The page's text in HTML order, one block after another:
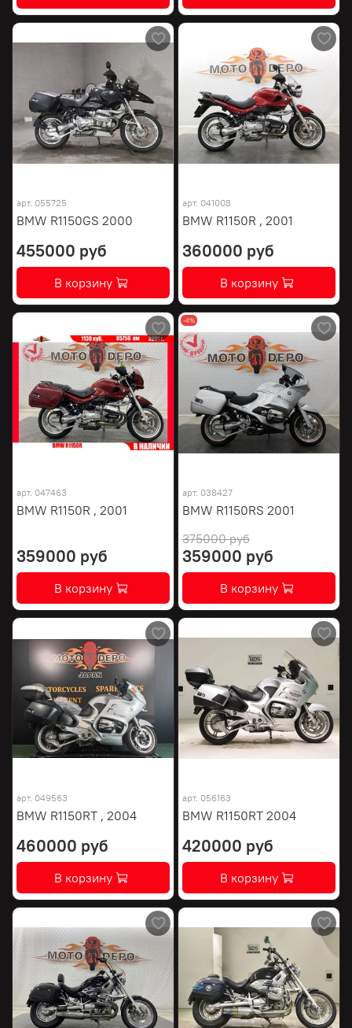
арт. 055725
BMW R1150GS 2000
455000 руб
В корзину
арт. 041008
BMW R1150R , 2001
360000 руб
В корзину
арт. 047463
BMW R1150R , 2001
359000 руб
В корзину
-4%
арт. 038427
BMW R1150RS 2001
375000 руб
359000 руб
В корзину
арт. 049563
BMW R1150RT , 2004
460000 руб
В корзину
арт. 056163
BMW R1150RT 2004
420000 руб
В корзину